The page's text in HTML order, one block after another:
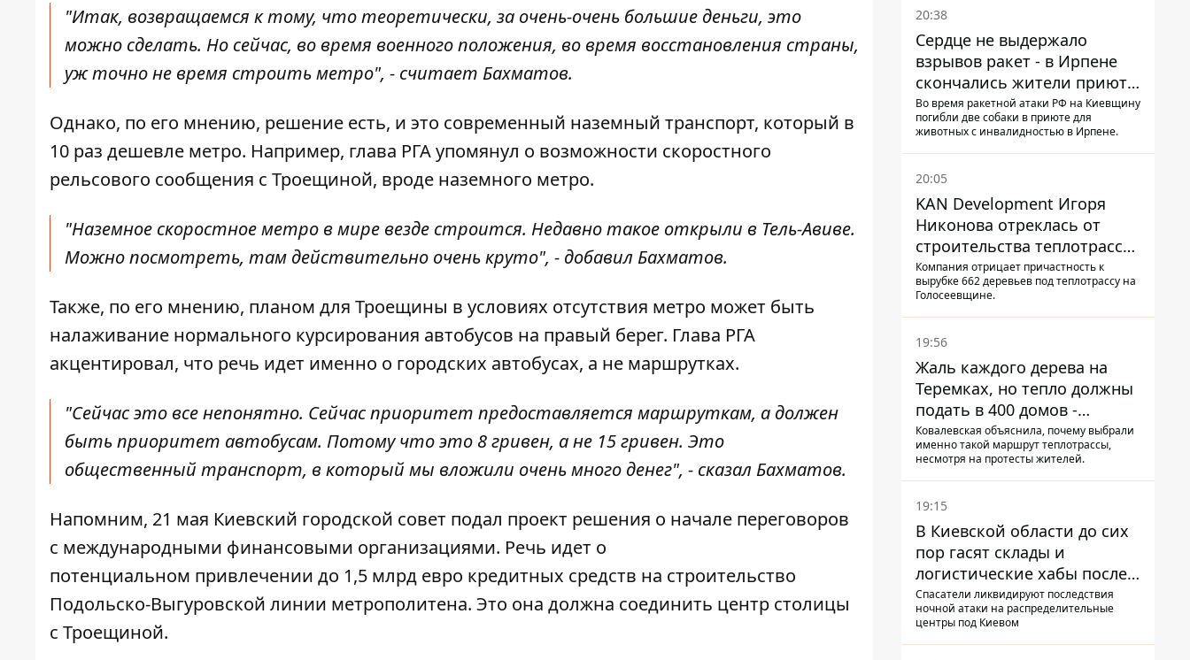
"Итак, возвращаемся к тому, что теоретически, за очень-очень большие деньги, это
можно сделать. Но сейчас, во время военного положения, во время восстановления страны,
уж точно не время строить метро", - считает Бахматов.
Однако, по его мнению, решение есть, и это современный наземный транспорт, который в
10 раз дешевле метро. Например, глава РГА упомянул о возможности скоростного
рельсового сообщения с Троещиной, вроде наземного метро.
"Наземное скоростное метро в мире везде строится. Недавно такое открыли в Тель-Авиве.
Можно посмотреть, там действительно очень круто", - добавил Бахматов.
Также, по его мнению, планом для Троещины в условиях отсутствия метро может быть
налаживание нормального курсирования автобусов на правый берег. Глава РГА
акцентировал, что речь идет именно о городских автобусах, а не маршрутках.
"Сейчас это все непонятно. Сейчас приоритет предоставляется маршруткам, а должен
быть приоритет автобусам. Потому что это 8 гривен, а не 15 гривен. Это
общественный транспорт, в который мы вложили очень много денег", - сказал Бахматов.
Напомним, 21 мая Киевский городской совет подал проект решения о начале переговоров
с международными финансовыми организациями. Речь идет о
потенциальном привлечении до 1,5 млрд евро кредитных средств на строительство
Подольско-Выгуровской линии метрополитена. Это она должна соединить центр столицы
с Троещиной.
20:38
Сердце не выдержало
взрывов ракет - в Ирпене
скончались жители приюта
для собак с инвалидностью
Во время ракетной атаки РФ на Киевщину
погибли две собаки в приюте для
животных с инвалидностью в Ирпене.
20:05
KAN Development Игоря
Никонова отреклась от
строительства теплотрассы
на Теремках
Компания отрицает причастность к
вырубке 662 деревьев под теплотрассу на
Голосеевщине.
19:56
Жаль каждого дерева на
Теремках, но тепло должны
подать в 400 домов -
депутат Киевсовета
Ковалевская объяснила, почему выбрали
именно такой маршрут теплотрассы,
несмотря на протесты жителей.
19:15
В Киевской области до сих
пор гасят склады и
логистические хабы после
прилетов ракет - ГСЧС
Спасатели ликвидируют последствия
ночной атаки на распределительные
центры под Киевом